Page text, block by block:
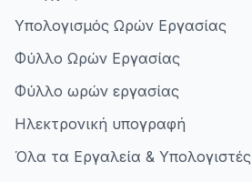
Υπολογισμός Ωρών Εργασίας
Φύλλο Ωρών Εργασίας
Φύλλο ωρών εργασίας
Ηλεκτρονική υπογραφή
Όλα τα Εργαλεία & Υπολογιστές